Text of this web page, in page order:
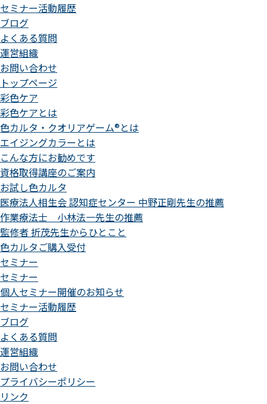
セミナー活動履歴
ブログ
よくある質問
運営組織
お問い合わせ
トップページ
彩色ケア
彩色ケアとは
色カルタ・クオリアゲーム®とは
エイジングカラーとは
こんな方にお勧めです
資格取得講座のご案内
お試し色カルタ
医療法人相生会 認知症センター 中野正剛先生の推薦
作業療法士 小林法一先生の推薦
監修者 折茂先生からひとこと
色カルタご購入受付
セミナー
セミナー
個人セミナー開催のお知らせ
セミナー活動履歴
ブログ
よくある質問
運営組織
お問い合わせ
プライバシーポリシー
リンク